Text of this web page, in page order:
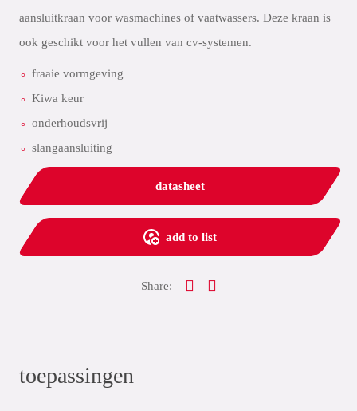
aansluitkraan voor wasmachines of vaatwassers. Deze kraan is
ook geschikt voor het vullen van cv-systemen.
fraaie vormgeving
Kiwa keur
onderhoudsvrij
slangaansluiting
datasheet
add to list
Share:
toepassingen